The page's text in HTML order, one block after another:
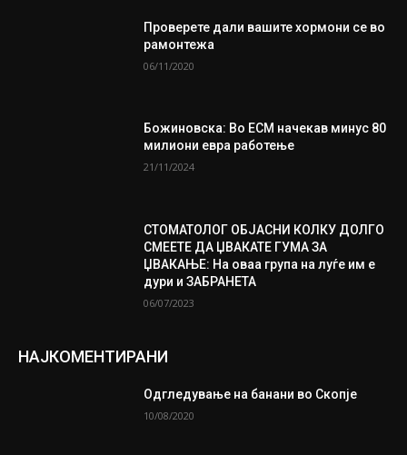
Проверете дали вашите хормони се во
рамонтежа
06/11/2020
Божиновска: Во ЕСМ начекав минус 80
милиони евра работење
21/11/2024
СТОМАТОЛОГ ОБЈАСНИ КОЛКУ ДОЛГО
СМЕЕТЕ ДА ЏВАКАТЕ ГУМА ЗА
ЏВАКАЊЕ: На оваа група на луѓе им е
дури и ЗАБРАНЕТА
06/07/2023
НАЈКОМЕНТИРАНИ
Одгледување на банани во Скопје
10/08/2020